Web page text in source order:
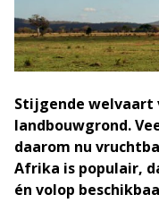
Stijgende welvaart
landbouwgrond.
daarom nu
Afrika is populair,
én volop